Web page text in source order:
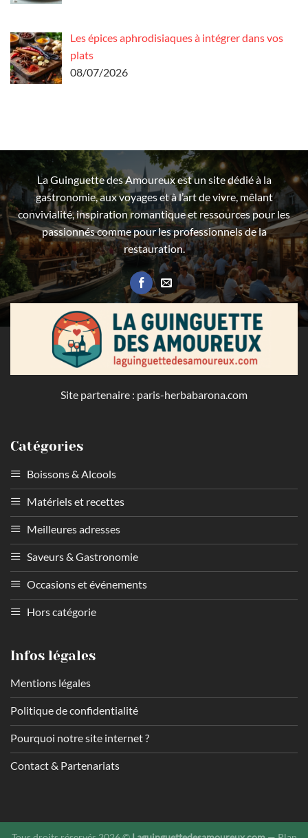
Les épices aphrodisiaques à intégrer dans vos
plats
08/07/2026
La Guinguette des Amoureux est un site dédié à la
gastronomie, aux voyages et à l’art de vivre, mêlant
convivialité, inspiration romantique et ressources pour les
passionnés comme pour les professionnels de la
restauration.
Site partenaire : paris-herbabarona.com
Catégories
Boissons & Alcools
Matériels et recettes
Meilleures adresses
Saveurs & Gastronomie
Occasions et événements
Hors catégorie
Infos légales
Mentions légales
Politique de confidentialité
Pourquoi notre site internet ?
Contact & Partenariats